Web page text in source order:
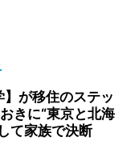
】が移住のステッ
きに“東京と北海
て家族で決断